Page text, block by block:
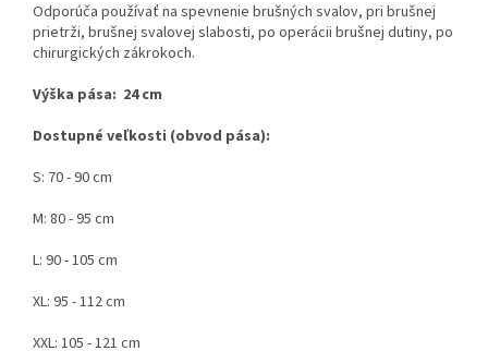
Odporúča používať na spevnenie brušných svalov, pri brušnej
prietrži, brušnej svalovej slabosti, po operácii brušnej dutiny, po
chirurgických zákrokoch.
Výška pása: 24 cm
Dostupné veľkosti (obvod pása):
S: 70 - 90 cm
M: 80 - 95 cm
L: 90 - 105 cm
XL: 95 - 112 cm
XXL: 105 - 121 cm